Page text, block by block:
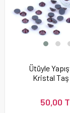
Ütüyle
Kristal Taş
50,00